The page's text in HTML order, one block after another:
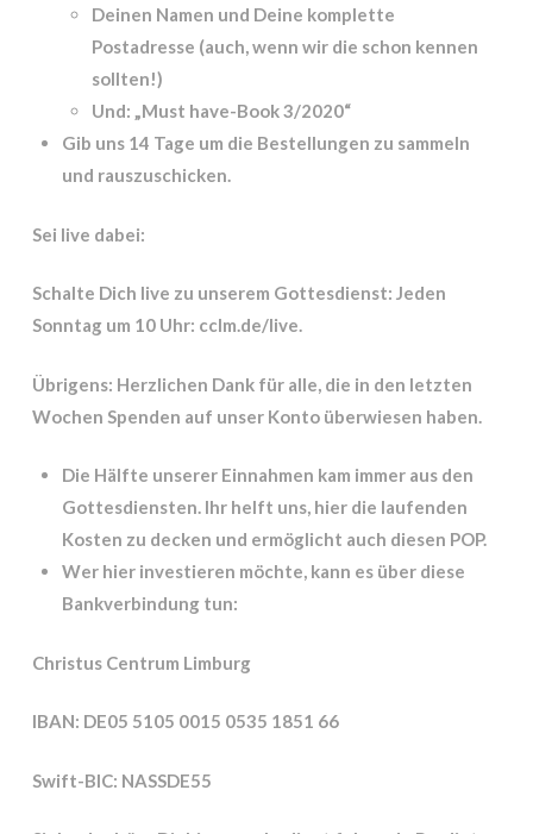
Deinen Namen und Deine komplette
Postadresse (auch, wenn wir die schon kennen
sollten!)
Und: „Must have-Book 3/2020“
Gib uns 14 Tage um die Bestellungen zu sammeln
und rauszuschicken.
Sei live dabei:
Schalte Dich live zu unserem Gottesdienst: Jeden
Sonntag um 10 Uhr: cclm.de/live.
Übrigens: Herzlichen Dank für alle, die in den letzten
Wochen Spenden auf unser Konto überwiesen haben.
Die Hälfte unserer Einnahmen kam immer aus den
Gottesdiensten. Ihr helft uns, hier die laufenden
Kosten zu decken und ermöglicht auch diesen POP.
Wer hier investieren möchte, kann es über diese
Bankverbindung tun:
Christus Centrum Limburg
IBAN: DE05 5105 0015 0535 1851 66
Swift-BIC: NASSDE55